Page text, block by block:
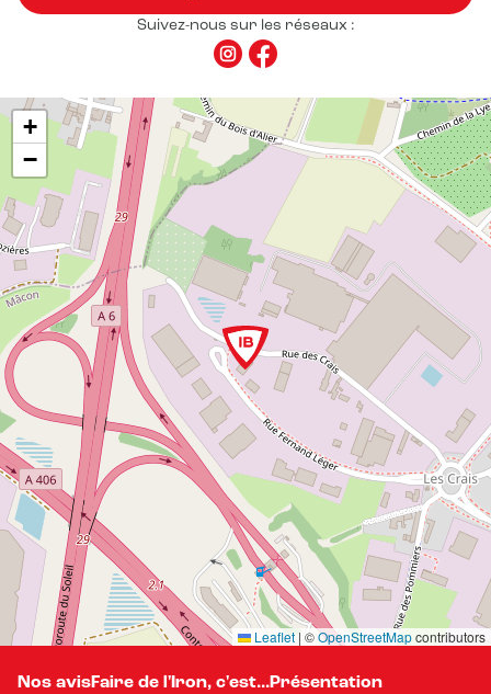
Suivez-nous sur les réseaux :
+
−
Leaflet | ©OpenStreetMapcontributors
Nos avisFaire de l'Iron, c'est...Présentation